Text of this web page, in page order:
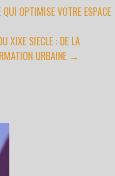
expression
OPTIMISE VOTRE ESPACE
XIXE SIECLE : DE LA
URBAINE →